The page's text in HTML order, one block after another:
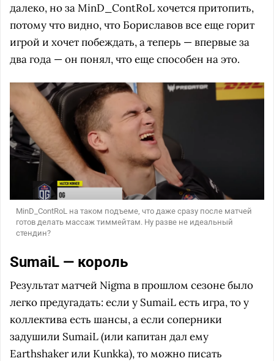
далеко, но за MinD_ContRoL хочется притопить,
потому что видно, что Бориславов все еще горит
игрой и хочет побеждать, а теперь — впервые за
два года — он понял, что еще способен на это.
MinD_ContRoL на таком подъеме, что даже сразу после матчей
готов делать массаж тиммейтам. Ну разве не идеальный
стендин?
SumaiL — король
Результат матчей Nigma в прошлом сезоне было
легко предугадать: если у SumaiL есть игра, то у
коллектива есть шансы, а если соперники
задушили SumaiL (или капитан дал ему
Earthshaker или Kunkka), то можно писать